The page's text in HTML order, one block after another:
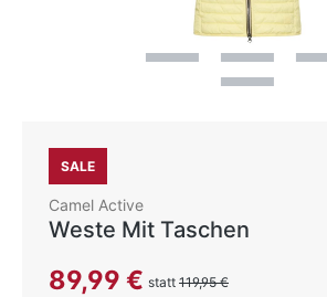
SALE
Camel Active
Weste Mit Taschen
Verkaufspreis:
89,99 € statt 119,95 €